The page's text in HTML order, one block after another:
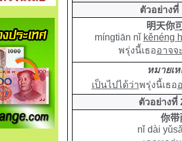
ตัวอย่างที่
明天你
míngtiān nǐ kěnéng
พรุ่งนี้เธออาจจ
หมายเ
เป็นไปได้ว่าพรุ่งนี้เธอ
ตัวอย่างที่
你带
nǐ dài